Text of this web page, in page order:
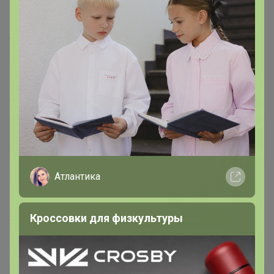
, здравствуйте! А можно фиксацию снять с
Женские трусики Berrak 11249? Выбирая, тут же
зафиксировались. Мне размер этот не подойдет.
Или подскажите, пожалуйста, на какой ОБ размер
L/XL? Был бы М/L вопросов бы не возникло
161171
Великий магистр
18 февраля, 2019 14:47
Здравствуйте. А мы получим заказы к 23 февраля?
Или искать мужу другой подарок?
Атлантика
Кроссовки для физкультуры